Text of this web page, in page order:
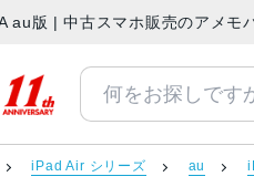
版 | 中古スマホ販売のアメモ
iPad Air シリーズ au